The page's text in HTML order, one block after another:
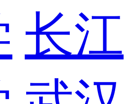
长江